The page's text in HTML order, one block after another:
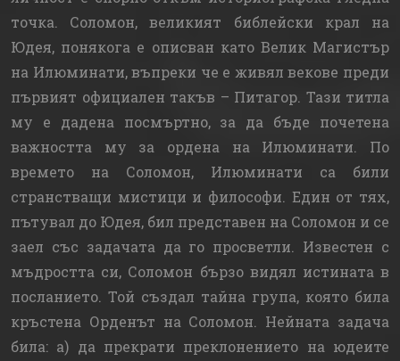
точка. Соломон, великият библейски крал на
Юдея, понякога е описван като Велик Магистър
на Илюминати, въпреки че е живял векове преди
първият официален такъв – Питагор. Тази титла
му е дадена посмъртно, за да бъде почетена
важността му за ордена на Илюминати. По
времето на Соломон, Илюминати са били
странстващи мистици и философи. Един от тях,
пътувал до Юдея, бил представен на Соломон и се
заел със задачата да го просветли. Известен с
мъдростта си, Соломон бързо видял истината в
посланието. Той създал тайна група, която била
кръстена Орденът на Соломон. Нейната задача
била: а) да прекрати преклонението на юдеите